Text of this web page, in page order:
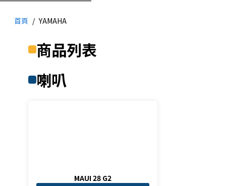
YAMAHA
首頁 / YAMAHA
商品列表
喇叭
MAUI 28 G2